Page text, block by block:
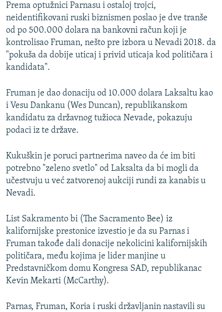
Prema optužnici Parnasu i ostaloj trojci,
neidentifikovani ruski biznismen poslao je dve tranše
od po 500.000 dolara na bankovni račun koji je
kontrolisao Fruman, nešto pre izbora u Nevadi 2018. da
"pokuša da dobije uticaj i privid uticaja kod političara i
kandidata".
Fruman je dao donaciju od 10.000 dolara Laksaltu kao
i Vesu Dankanu (Wes Duncan), republikanskom
kandidatu za državnog tužioca Nevade, pokazuju
podaci iz te države.
Kukuškin je poruci partnerima naveo da će im biti
potrebno "zeleno svetlo" od Laksalta da bi mogli da
učestvuju u već zatvorenoj aukciji rundi za kanabis u
Nevadi.
List Sakramento bi (The Sacramento Bee) iz
kalifornijske prestonice izvestio je da su Parnas i
Fruman takođe dali donacije nekolicini kalifornijskih
političara, među kojima je lider manjine u
Predstavničkom domu Kongresa SAD, republikanac
Kevin Mekarti (McCarthy).
Parnas, Fruman, Koria i ruski državljanin nastavili su